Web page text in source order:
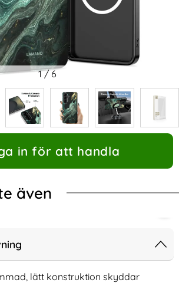
1/6
in för att handla
även
lätt konstruktion skyddar